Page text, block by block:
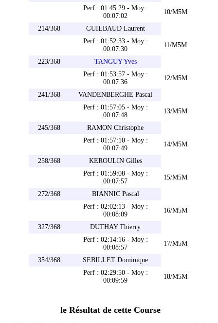
Perf : 01:45:29 - Moy :
00:07:02
10/M5M
214/368
GUILBAUD Laurent
Perf : 01:52:33 - Moy :
00:07:30
11/M5M
223/368
TANGUY Yves
Perf : 01:53:57 - Moy :
00:07:36
12/M5M
241/368
VANDENBERGHE Pascal
Perf : 01:57:05 - Moy :
00:07:48
13/M5M
245/368
RAMON Christophe
Perf : 01:57:10 - Moy :
00:07:49
14/M5M
258/368
KEROULIN Gilles
Perf : 01:59:08 - Moy :
00:07:57
15/M5M
272/368
BIANNIC Pascal
Perf : 02:02:13 - Moy :
00:08:09
16/M5M
327/368
DUTHAY Thierry
Perf : 02:14:16 - Moy :
00:08:57
17/M5M
354/368
SEBILLET Dominique
Perf : 02:29:50 - Moy :
00:09:59
18/M5M
le Résultat de cette Course